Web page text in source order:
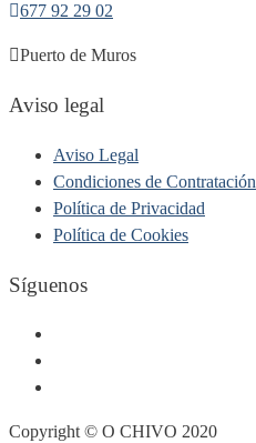
677 92 29 02
Puerto de Muros
Aviso legal
Aviso Legal
Condiciones de Contratación
Política de Privacidad
Política de Cookies
Síguenos
Copyright © O CHIVO 2020